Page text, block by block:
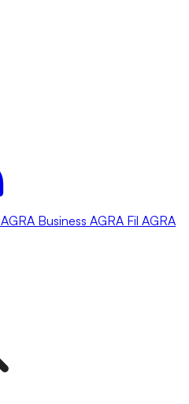
AGRA Business AGRA Fil AGRA